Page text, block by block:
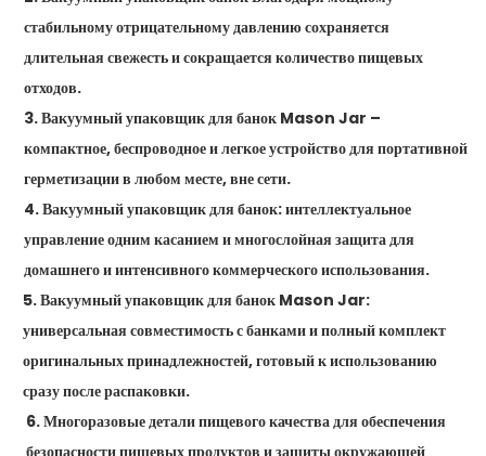
стабильному отрицательному давлению сохраняется
длительная свежесть и сокращается количество пищевых
отходов.
3. Вакуумный упаковщик для банок Mason Jar –
компактное, беспроводное и легкое устройство для портативной
герметизации в любом месте, вне сети.
4. Вакуумный упаковщик для банок: интеллектуальное
управление одним касанием и многослойная защита для
домашнего и интенсивного коммерческого использования.
5. Вакуумный упаковщик для банок Mason Jar:
универсальная совместимость с банками и полный комплект
оригинальных принадлежностей, готовый к использованию
сразу после распаковки.
6. Многоразовые детали пищевого качества для обеспечения